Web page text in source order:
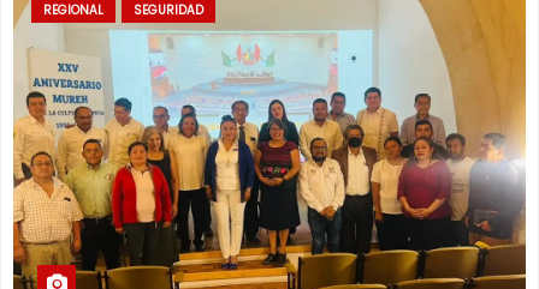
REGIONAL SEGURIDAD